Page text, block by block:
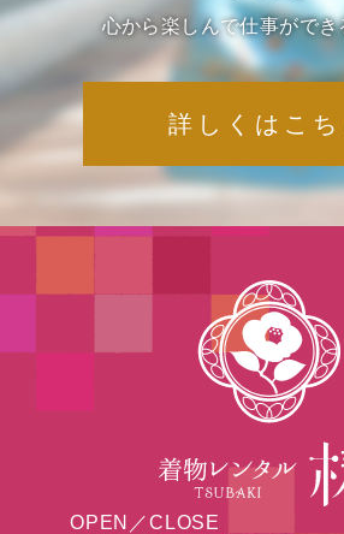
心から楽しんで仕事ができ
詳しくはこち
OPEN／CLOSE